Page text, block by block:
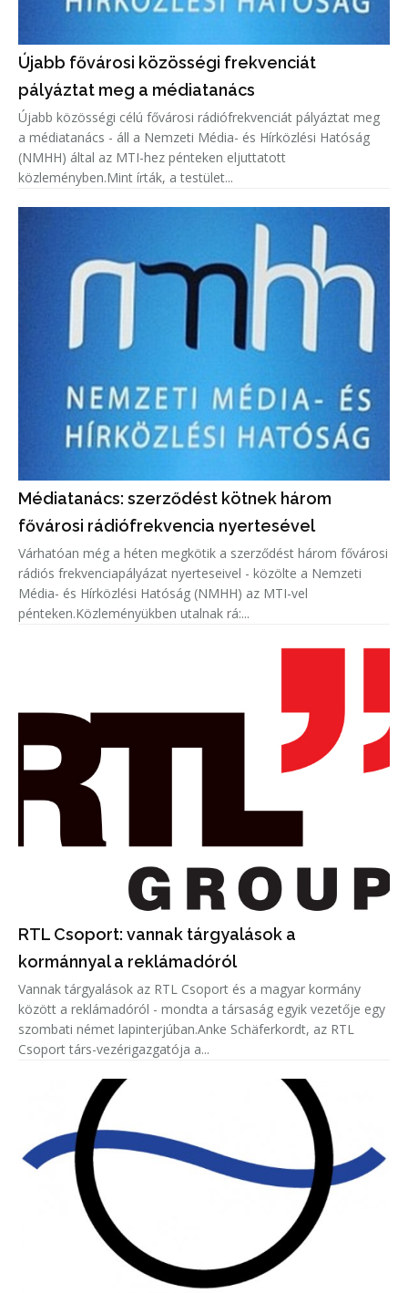
Újabb fővárosi közösségi frekvenciát
pályáztat meg a médiatanács
Újabb közösségi célú fővárosi rádiófrekvenciát pályáztat meg
a médiatanács - áll a Nemzeti Média- és Hírközlési Hatóság
(NMHH) által az MTI-hez pénteken eljuttatott
közleményben.Mint írták, a testület...
Médiatanács: szerződést kötnek három
fővárosi rádiófrekvencia nyertesével
Várhatóan még a héten megkötik a szerződést három fővárosi
rádiós frekvenciapályázat nyerteseivel - közölte a Nemzeti
Média- és Hírközlési Hatóság (NMHH) az MTI-vel
pénteken.Közleményükben utalnak rá:...
RTL Csoport: vannak tárgyalások a
kormánnyal a reklámadóról
Vannak tárgyalások az RTL Csoport és a magyar kormány
között a reklámadóról - mondta a társaság egyik vezetője egy
szombati német lapinterjúban.Anke Schäferkordt, az RTL
Csoport társ-vezérigazgatója a...